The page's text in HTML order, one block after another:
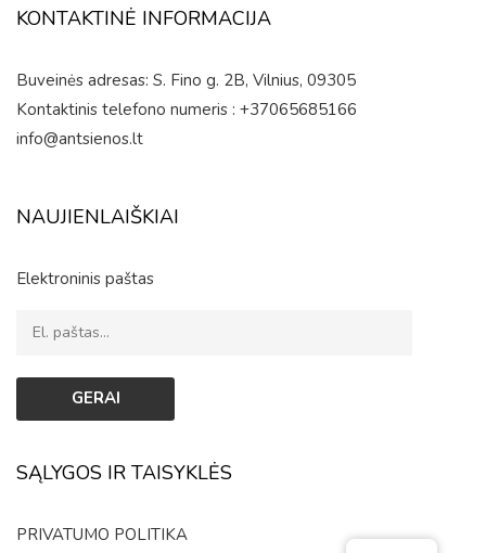
KONTAKTINĖ INFORMACIJA
Buveinės adresas: S. Fino g. 2B, Vilnius, 09305
Kontaktinis telefono numeris : +37065685166
info@antsienos.lt
NAUJIENLAIŠKIAI
Elektroninis paštas
SĄLYGOS IR TAISYKLĖS
PRIVATUMO POLITIKA